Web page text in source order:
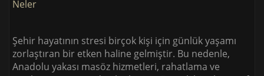
Şehir hayatının stresi birçok kişi için günlük yaşamı
zorlaştıran bir etken haline gelmiştir. Bu nedenle,
Anadolu yakası masöz hizmetleri, rahatlama ve